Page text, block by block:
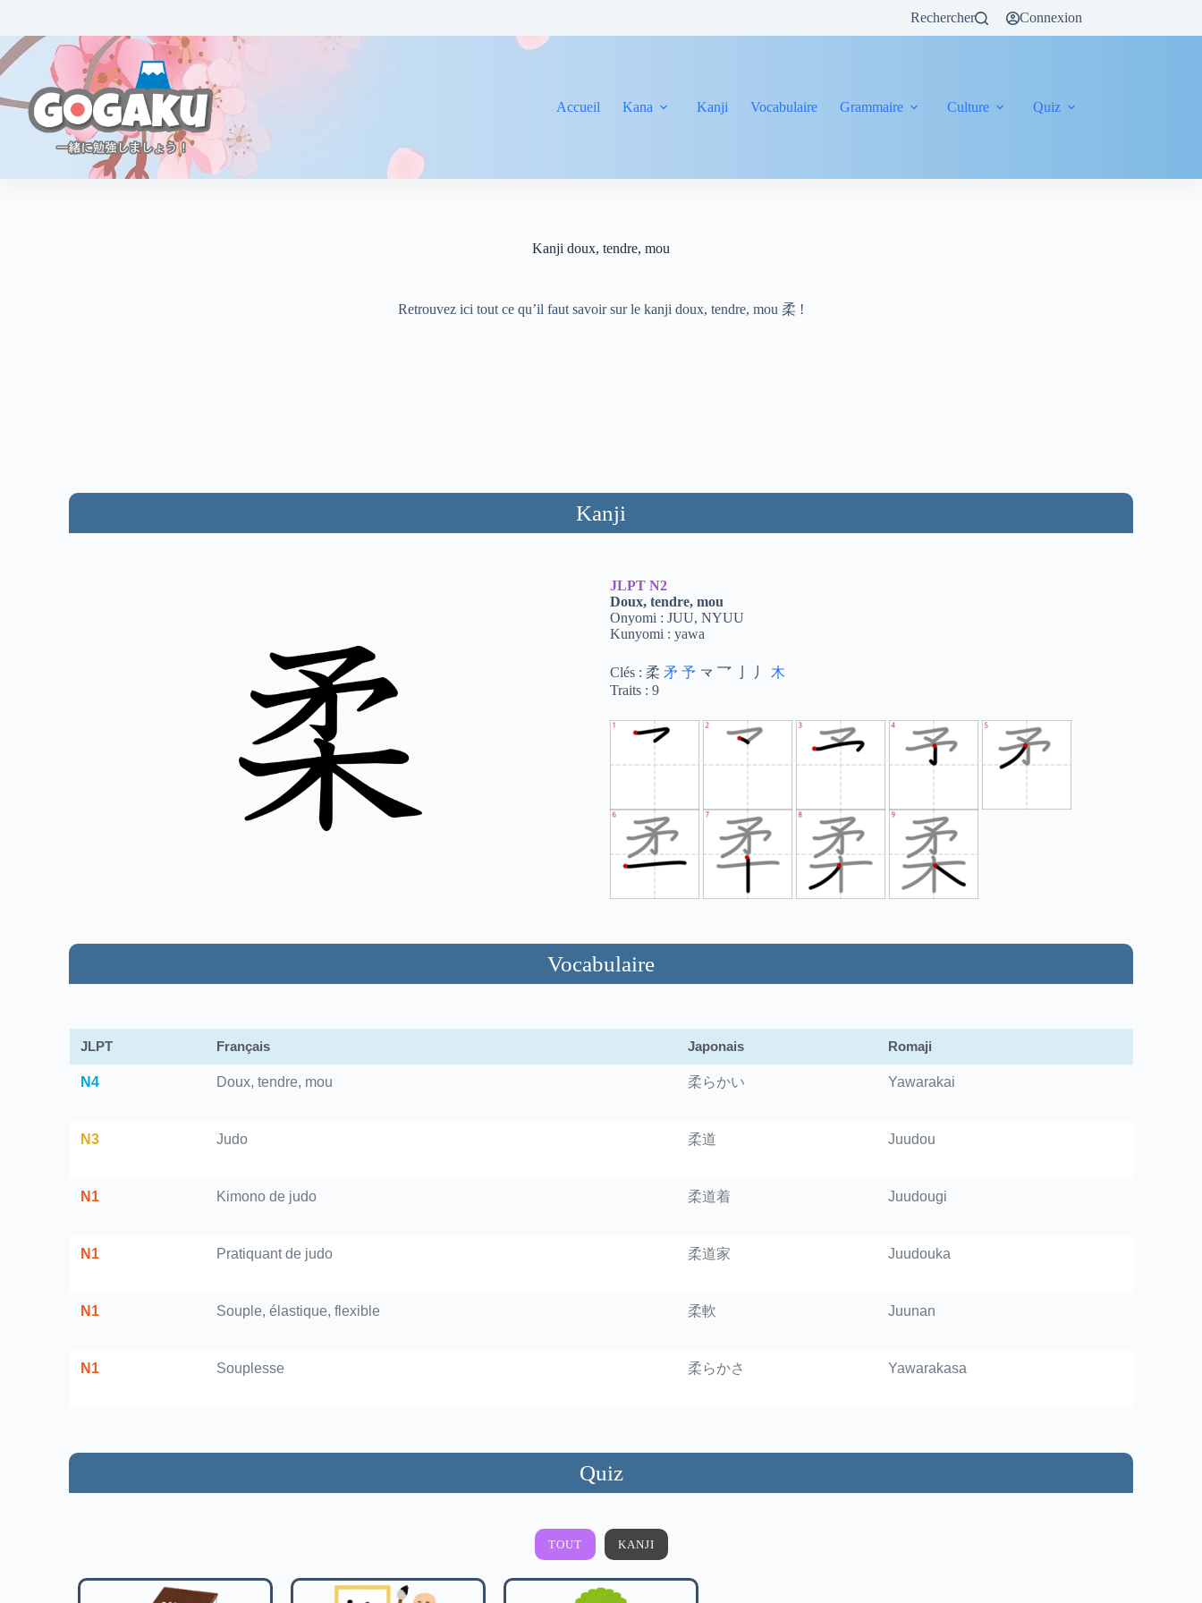
Rechercher Connexion
Accueil Kana Kanji Vocabulaire Grammaire Culture Quiz
Kanji doux, tendre, mou
Retrouvez ici tout ce qu’il faut savoir sur le kanji doux, tendre, mou 柔 !
Kanji
JLPT N2
Doux, tendre, mou
Onyomi : JUU, NYUU
Kunyomi : yawa
Clés : 柔 矛 予 龴 乛 亅 丿 木
Traits : 9
Vocabulaire
JLPT Français Japonais Romaji
N4 Doux, tendre, mou 柔らかい Yawarakai
N3 Judo 柔道 Juudou
N1 Kimono de judo 柔道着 Juudougi
N1 Pratiquant de judo 柔道家 Juudouka
N1 Souple, élastique, flexible 柔軟 Juunan
N1 Souplesse 柔らかさ Yawarakasa
Quiz
TOUT KANJI